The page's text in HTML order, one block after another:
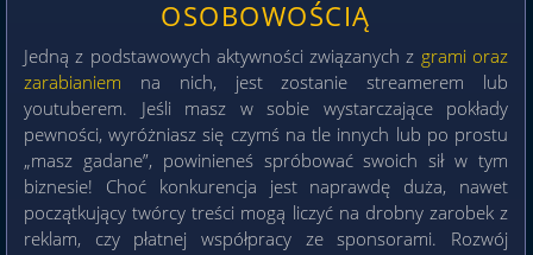
OSOBOWOŚCIĄ
Jedną z podstawowych aktywności związanych z grami oraz
zarabianiem na nich, jest zostanie streamerem lub
youtuberem. Jeśli masz w sobie wystarczające pokłady
pewności, wyróżniasz się czymś na tle innych lub po prostu
„masz gadane”, powinieneś spróbować swoich sił w tym
biznesie! Choć konkurencja jest naprawdę duża, nawet
początkujący twórcy treści mogą liczyć na drobny zarobek z
reklam, czy płatnej współpracy ze sponsorami. Rozwój